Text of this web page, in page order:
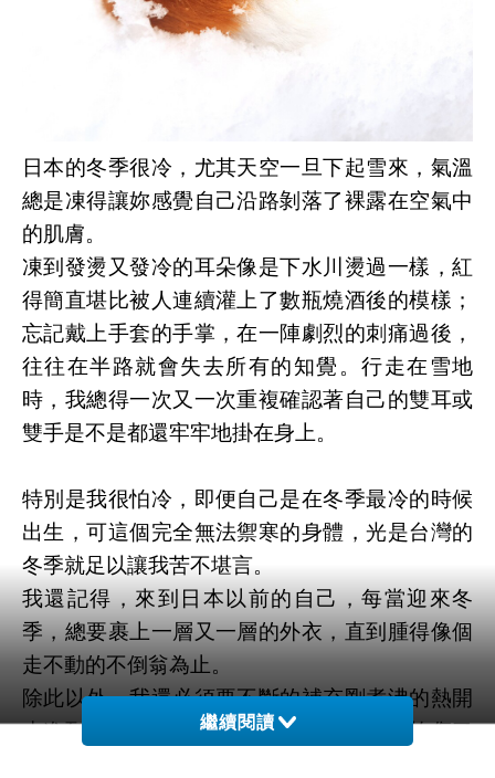
日本的冬季很冷，尤其天空一旦下起雪來， 氣溫
總是凍得讓妳感覺自己沿路剝落了裸露在空氣中
的肌膚。
凍到發燙又發冷的耳朵像是下水川燙過一樣，紅
得簡直堪比被人連續灌上了數瓶燒酒後的模樣；
忘記戴上手套的手掌，在一陣劇烈的刺痛過後，
往往在半路就會失去所有的知覺。行走在雪地
時，我總得一次又一次重複確認著自己的雙耳或
雙手是不是都還牢牢地掛在身上。
特別是我很怕冷，即便自己是在冬季最冷的時候
出生，可這個完全無法禦寒的身體，光是台灣的
冬季就足以讓我苦不堪言。
我還記得，來到日本以前的自己，每當迎來冬
季，總要裹上一層又一層的外衣，直到腫得像個
走不動的不倒翁為止。
除此以外，我還必須要不斷的補充剛煮沸的熱開
水進到自己的身體裡，即便燙傷了舌頭，灼傷了
繼續閱讀